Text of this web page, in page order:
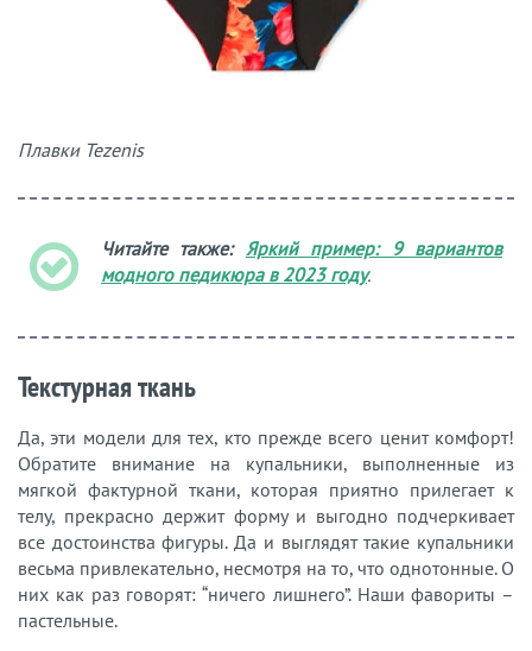
Плавки Tezenis
Читайте также: Яркий пример: 9 вариантов
модного педикюра в 2023 году.
Текстурная ткань
Да, эти модели для тех, кто прежде всего ценит комфорт!
Обратите внимание на купальники, выполненные из
мягкой фактурной ткани, которая приятно прилегает к
телу, прекрасно держит форму и выгодно подчеркивает
все достоинства фигуры. Да и выглядят такие купальники
весьма привлекательно, несмотря на то, что однотонные. О
них как раз говорят: “ничего лишнего”. Наши фавориты –
пастельные.